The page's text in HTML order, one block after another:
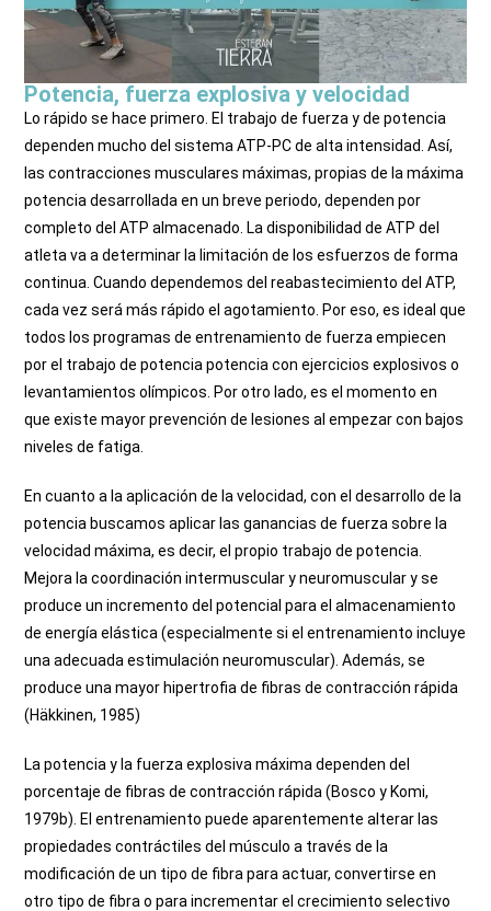
Potencia, fuerza explosiva y velocidad
Lo rápido se hace primero. El trabajo de fuerza y de potencia
dependen mucho del sistema ATP-PC de alta intensidad. Así,
las contracciones musculares máximas, propias de la máxima
potencia desarrollada en un breve periodo, dependen por
completo del ATP almacenado. Ladisponibilidad de ATP del
atleta va a determinar la limitación de los esfuerzos de forma
continua. Cuando dependemos del reabastecimiento del ATP,
cada vez será más rápido el agotamiento. Por eso, es ideal que
todos los programas de entrenamiento de fuerza empiecen
por el trabajo de potencia potencia con ejercicios explosivos o
levantamientos olímpicos. Por otro lado, es el momento en
que existe mayor prevención de lesiones al empezar con bajos
niveles de fatiga.
En cuanto a la aplicación de la velocidad, con el desarrollo de la
potencia buscamos aplicar las ganancias de fuerza sobre la
velocidad máxima, es decir, el propio trabajo de potencia.
Mejora la coordinación intermuscular y neuromuscular y se
produce un incremento del potencial para el almacenamiento
de energía elástica (especialmente si el entrenamiento incluye
una adecuada estimulación neuromuscular). Además, se
produce una mayor hipertrofia de fibras de contracción rápida
(Häkkinen, 1985)
La potencia y la fuerza explosiva máxima dependen del
porcentaje de fibras de contracción rápida (Bosco y Komi,
1979b). El entrenamiento puede aparentemente alterar las
propiedades contráctiles del músculo a través de la
modificación de un tipo de fibra para actuar, convertirse en
otro tipo de fibra o para incrementar el crecimiento selectivo